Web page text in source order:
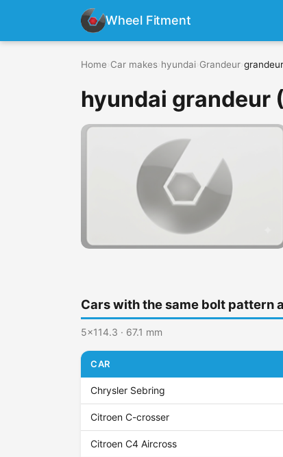
Wheel Fitment
Home Car makes hyundai Grandeur
hyundai grandeur
Cars with the same bolt pattern
5x114.3 · 67.1 mm
CAR
Chrysler Sebring
Citroen C-crosser
Citroen C4 Aircross